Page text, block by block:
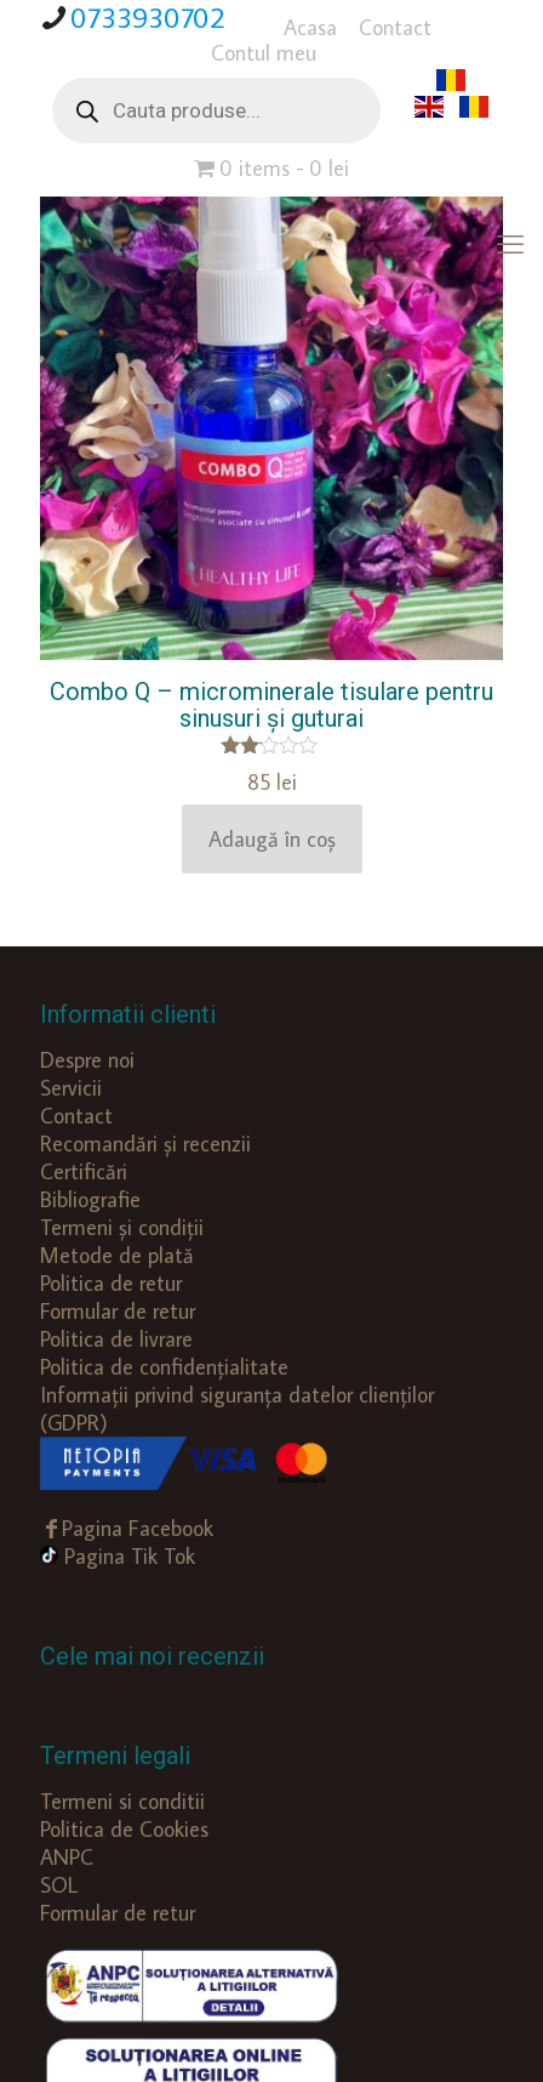
0733930702 Acasa
Contact
Contul meu
search
0 items 0 lei
Combo Q – microminerale tisulare pentru
sinusuri și guturai
Evaluat
2.00
din
5
85 lei
Adaugă în coș
Informatii clienti
Despre noi
Servicii
Contact
Recomandări și recenzii
Certificări
Bibliografie
Termeni și condiții
Metode de plată
Politica de retur
Formular de retur
Politica de livrare
Politica de confidențialitate
Informații privind siguranța datelor clienților
(GDPR)
Pagina Facebook
Pagina Tik Tok
Cele mai noi recenzii
Termeni legali
Termeni si conditii
Politica de Cookies
ANPC
SOL
Formular de retur